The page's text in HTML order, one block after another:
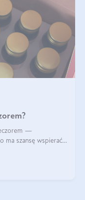
—
ma szansę wspierać